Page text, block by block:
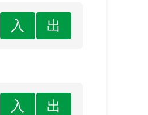
入 出
入 出